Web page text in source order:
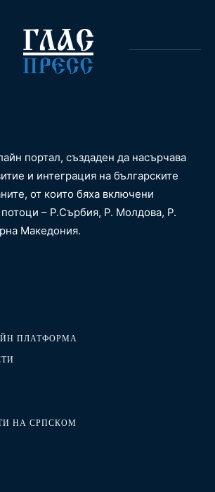
портал, създаден да насърчава
и интеграция на българските
от които бяха включени
– Р.Сърбия, Р. Молдова, Р.
Македония.
ПЛАТФОРМА
НА СРПСКОМ